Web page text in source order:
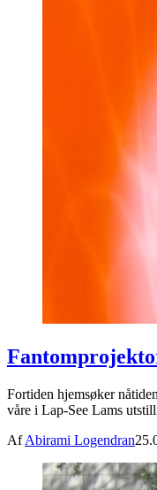
Fortiden hjemsøker
våre i Lap-See Lams
AfAbirami Logendran